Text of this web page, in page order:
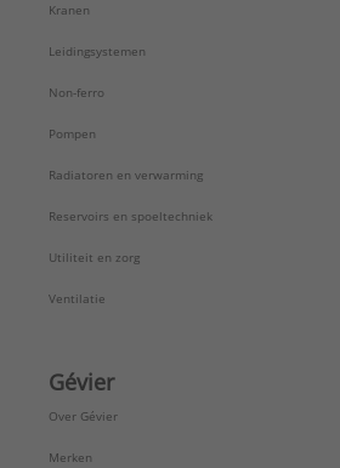
Kranen
Leidingsystemen
Non-ferro
Pompen
Radiatoren en verwarming
Reservoirs en spoeltechniek
Utiliteit en zorg
Ventilatie
Gévier
Over Gévier
Merken